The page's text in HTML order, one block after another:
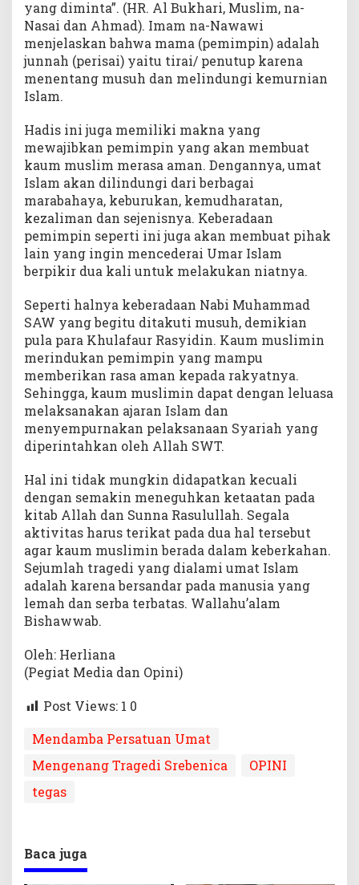
yang diminta”. (HR. Al Bukhari, Muslim, na-
Nasai dan Ahmad). Imam na-Nawawi
menjelaskan bahwa mama (pemimpin) adalah
junnah (perisai) yaitu tirai/ penutup karena
menentang musuh dan melindungi kemurnian
Islam.
Hadis ini juga memiliki makna yang
mewajibkan pemimpin yang akan membuat
kaum muslim merasa aman. Dengannya, umat
Islam akan dilindungi dari berbagai
marabahaya, keburukan, kemudharatan,
kezaliman dan sejenisnya. Keberadaan
pemimpin seperti ini juga akan membuat pihak
lain yang ingin mencederai Umar Islam
berpikir dua kali untuk melakukan niatnya.
Seperti halnya keberadaan Nabi Muhammad
SAW yang begitu ditakuti musuh, demikian
pula para Khulafaur Rasyidin. Kaum muslimin
merindukan pemimpin yang mampu
memberikan rasa aman kepada rakyatnya.
Sehingga, kaum muslimin dapat dengan leluasa
melaksanakan ajaran Islam dan
menyempurnakan pelaksanaan Syariah yang
diperintahkan oleh Allah SWT.
Hal ini tidak mungkin didapatkan kecuali
dengan semakin meneguhkan ketaatan pada
kitab Allah dan Sunna Rasulullah. Segala
aktivitas harus terikat pada dua hal tersebut
agar kaum muslimin berada dalam keberkahan.
Sejumlah tragedi yang dialami umat Islam
adalah karena bersandar pada manusia yang
lemah dan serba terbatas. Wallahu’alam
Bishawwab.
Oleh: Herliana
(Pegiat Media dan Opini)
Post Views: 1 0
Mendamba Persatuan Umat
Mengenang Tragedi Srebenica
OPINI
tegas
Baca juga